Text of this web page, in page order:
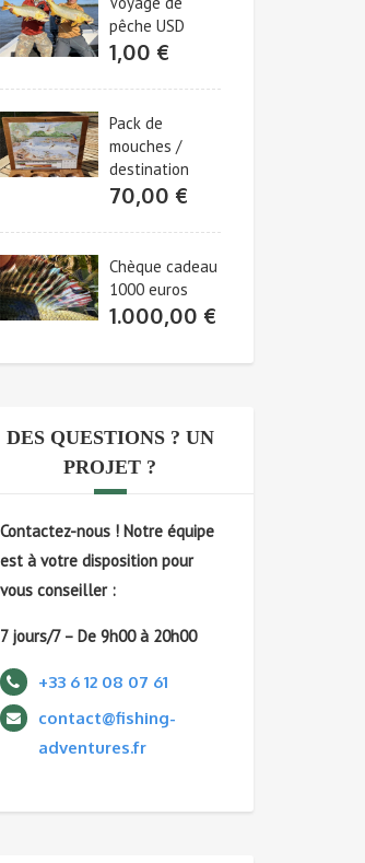
pêche USD
1,00 €
Pack de
mouches /
destination
70,00 €
Chèque cadeau
1000 euros
1.000,00 €
DES QUESTIONS ? UN
PROJET ?
Contactez-nous ! Notre équipe
est à votre disposition pour
vous conseiller :
7 jours/7 – De 9h00 à 20h00
+33 6 12 08 07 61
contact@fishing-
adventures.fr